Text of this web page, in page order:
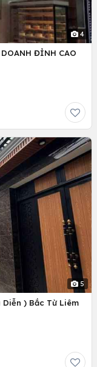
4
ĐỈNH CAO
5
Diễn ) Bắc Từ Liêm